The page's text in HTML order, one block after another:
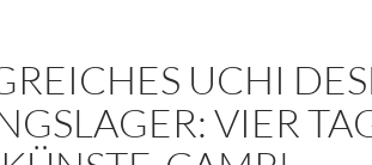
UCHI
VIER